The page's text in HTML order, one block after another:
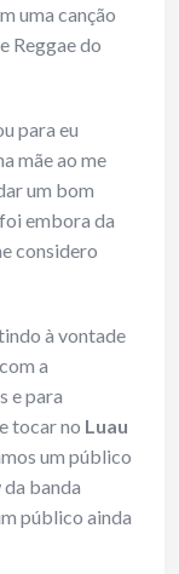
uma canção
Reggae do
para eu
mãe ao me
um bom
embora da
considero
à vontade
a
e para
tocar no Luau
um público
banda
público ainda